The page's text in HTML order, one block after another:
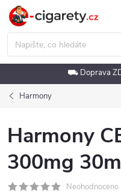
Přejít
obsah
⛟ Doprava
Harmony
Harmony
300mg
Neohodnoceno